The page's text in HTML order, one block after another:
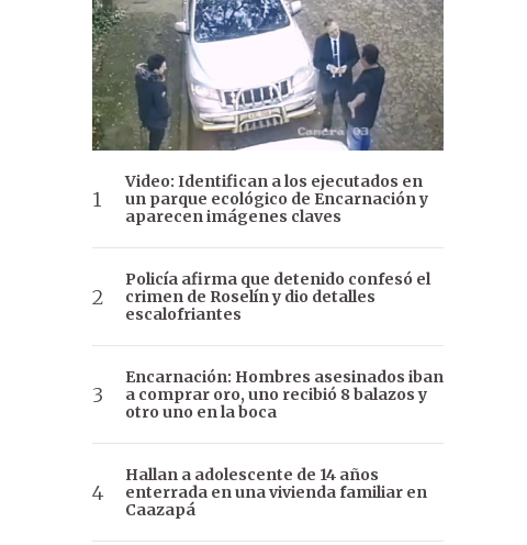
Video: Identifican a los ejecutados en
un parque ecológico de Encarnación y
aparecen imágenes claves
Policía afirma que detenido confesó el
crimen de Roselín y dio detalles
escalofriantes
Encarnación: Hombres asesinados iban
a comprar oro, uno recibió 8 balazos y
otro uno en la boca
Hallan a adolescente de 14 años
enterrada en una vivienda familiar en
Caazapá